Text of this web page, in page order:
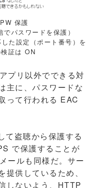
保護
パスワードを保護）
た設定（ポート番号）を
証は ON
プリ以外でできる対
主に、パスワードな
って行われる EAC
盗聴から保護する
で保護することが
ールも同様だ。サー
提供しているため、
しないよう、HTTP